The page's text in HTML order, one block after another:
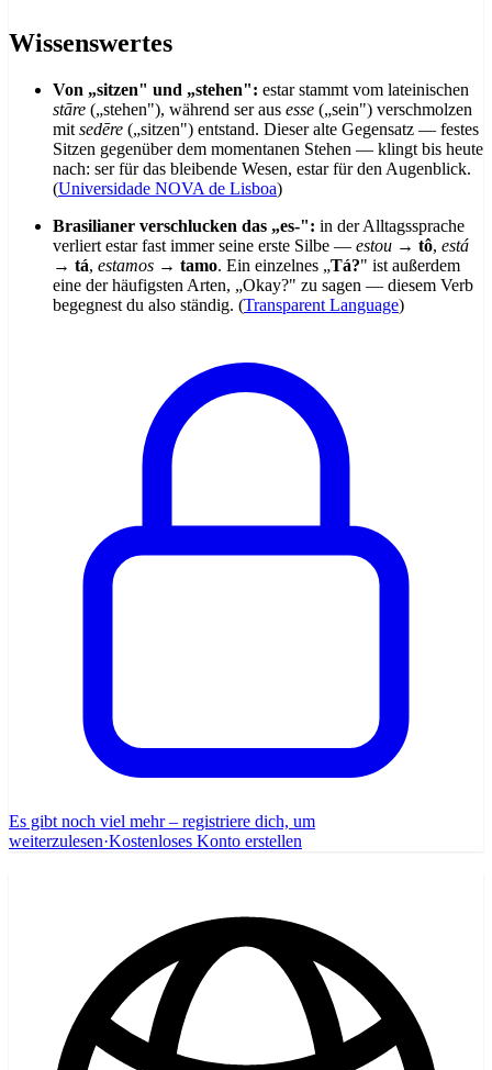
Wissenswertes
Von „sitzen" und „stehen": estar stammt vom lateinischen
stāre („stehen"), während ser aus esse („sein") verschmolzen
mit sedēre („sitzen") entstand. Dieser alte Gegensatz — festes
Sitzen gegenüber dem momentanen Stehen — klingt bis heute
nach: ser für das bleibende Wesen, estar für den Augenblick.
(Universidade NOVA de Lisboa)
Brasilianer verschlucken das „es-": in der Alltagssprache
verliert estar fast immer seine erste Silbe — estou → tô, está
→ tá, estamos → tamo. Ein einzelnes „Tá?" ist außerdem
eine der häufigsten Arten, „Okay?" zu sagen — diesem Verb
begegnest du also ständig. (Transparent Language)
Es gibt noch viel mehr – registriere dich, um
weiterzulesen·Kostenloses Konto erstellen